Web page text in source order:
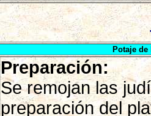
Potaje de
Preparación:
Se remojan las
preparación del